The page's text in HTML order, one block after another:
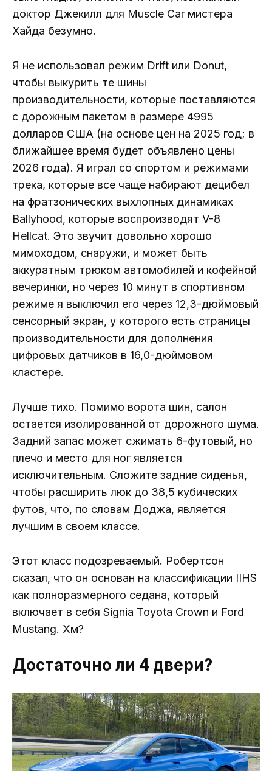
доктор Джекилл для Muscle Car мистера
Хайда безумно.
Я не использовал режим Drift или Donut,
чтобы выкурить те шины
производительности, которые поставляются
с дорожным пакетом в размере 4995
долларов США (на основе цен на 2025 год; в
ближайшее время будет объявлено цены
2026 года). Я играл со спортом и режимами
трека, которые все чаще набирают децибел
на фратзонических выхлопных динамиках
Ballyhood, которые воспроизводят V-8
Hellcat. Это звучит довольно хорошо
мимоходом, снаружи, и может быть
аккуратным трюком автомобилей и кофейной
вечеринки, но через 10 минут в спортивном
режиме я выключил его через 12,3-дюймовый
сенсорный экран, у которого есть страницы
производительности для дополнения
цифровых датчиков в 16,0-дюймовом
кластере.
Лучше тихо. Помимо ворота шин, салон
остается изолированной от дорожного шума.
Задний запас может сжимать 6-футовый, но
плечо и место для ног является
исключительным. Сложите задние сиденья,
чтобы расширить люк до 38,5 кубических
футов, что, по словам Доджа, является
лучшим в своем классе.
Этот класс подозреваемый. Робертсон
сказал, что он основан на классификации IIHS
как полноразмерного седана, который
включает в себя Signia Toyota Crown и Ford
Mustang. Хм?
Достаточно ли 4 двери?